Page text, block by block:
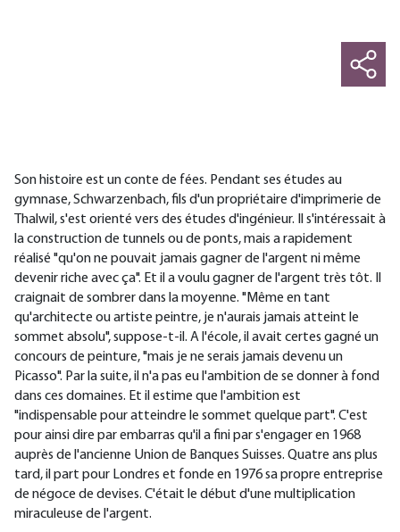
Son histoire est un conte de fées. Pendant ses études au
gymnase, Schwarzenbach, fils d'un propriétaire d'imprimerie de
Thalwil, s'est orienté vers des études d'ingénieur. Il s'intéressait à
la construction de tunnels ou de ponts, mais a rapidement
réalisé "qu'on ne pouvait jamais gagner de l'argent ni même
devenir riche avec ça". Et il a voulu gagner de l'argent très tôt. Il
craignait de sombrer dans la moyenne. "Même en tant
qu'architecte ou artiste peintre, je n'aurais jamais atteint le
sommet absolu", suppose-t-il. A l'école, il avait certes gagné un
concours de peinture, "mais je ne serais jamais devenu un
Picasso". Par la suite, il n'a pas eu l'ambition de se donner à fond
dans ces domaines. Et il estime que l'ambition est
"indispensable pour atteindre le sommet quelque part". C'est
pour ainsi dire par embarras qu'il a fini par s'engager en 1968
auprès de l'ancienne Union de Banques Suisses. Quatre ans plus
tard, il part pour Londres et fonde en 1976 sa propre entreprise
de négoce de devises. C'était le début d'une multiplication
miraculeuse de l'argent.